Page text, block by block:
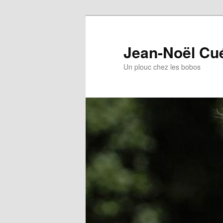
Jean-Noël
Un plouc chez les bobos